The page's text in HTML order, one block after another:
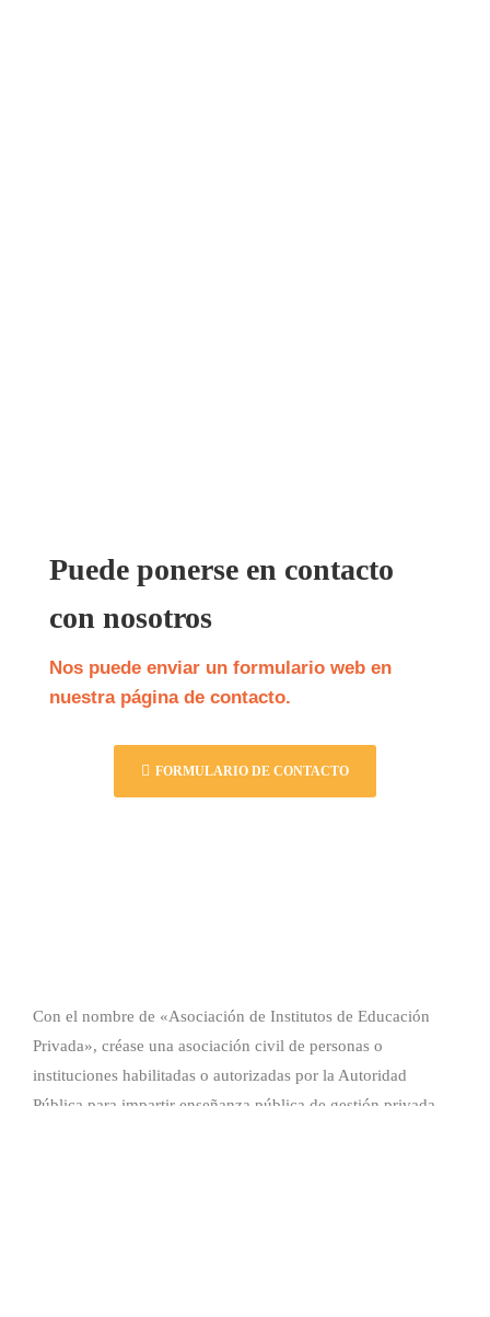
Puede ponerse en contacto
con nosotros
Nos puede enviar un formulario web en
nuestra página de contacto.
FORMULARIO DE CONTACTO
Con el nombre de «Asociación de Institutos de Educación
Privada», créase una asociación civil de personas o
instituciones habilitadas o autorizadas por la Autoridad
Pública para impartir enseñanza pública de gestión privada.